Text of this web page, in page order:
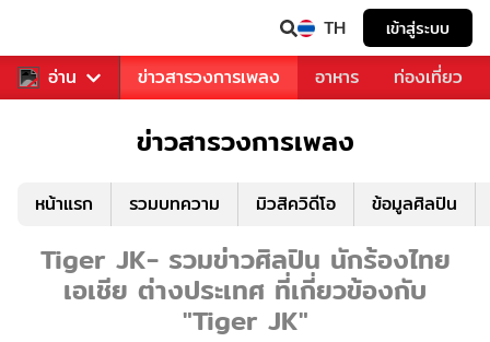
TH เข้าสู่ระบบ
อ่าน
ข่าวบันเทิง ข่าวสารวงการเพลง อาหาร ท่องเที่ยว
ข่าวสารวงการเพลง
หน้าแรก รวมบทความ มิวสิควิดีโอ ข้อมูลศิลปิน
Tiger JK- รวมข่าวศิลปิน นักร้องไทย
เอเชีย ต่างประเทศ ที่เกี่ยวข้องกับ
"Tiger JK"